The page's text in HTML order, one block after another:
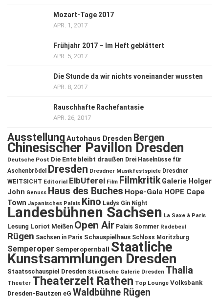
Mozart-Tage 2017
APR. 1, 2017
Frühjahr 2017 – Im Heft geblättert
APR. 5, 2017
Die Stunde da wir nichts voneinander wussten
APR. 8, 2017
Rauschhafte Rachefantasie
APR. 26, 2017
Ausstellung Autohaus Dresden Bergen
Chinesischer Pavillon Dresden
Deutsche Post Die Ente bleibt draußen Drei Haselnüsse für
Aschenbrödel
Dresden Dresdner Musikfestspiele Dresdner
WEITSICHT Editorial ElbUferei Film Filmkritik Galerie Holger
John Genuss Haus des Buches Hope-Gala HOPE Cape
Town Japanisches Palais Kino Ladys Gin Night
Landesbühnen Sachsen La Saxe à Paris
Lesung Loriot Meißen Open Air Palais Sommer Radebeul
Rügen Sachsen in Paris Schauspielhaus Schloss Moritzburg
Semperoper Semperopernball Staatliche
Kunstsammlungen Dresden
Staatsschauspiel Dresden Städtische Galerie Dresden Thalia
Theater Theaterzelt Rathen Top Lounge Volksbank
Dresden-Bautzen eG Waldbühne Rügen